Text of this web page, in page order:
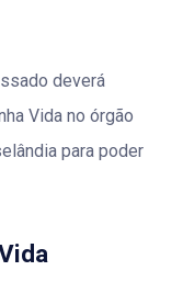
deverá
Vida no órgão
para poder